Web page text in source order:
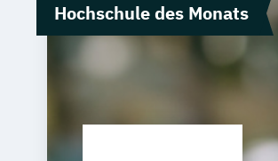
Hochschule des Monats